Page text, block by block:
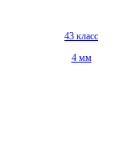
43 класс
4 мм